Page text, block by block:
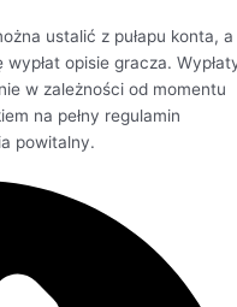
ustalić z pułapu konta, a
wypłat opisie gracza.
w zależności od momentu
na pełny regulamin
powitalny.